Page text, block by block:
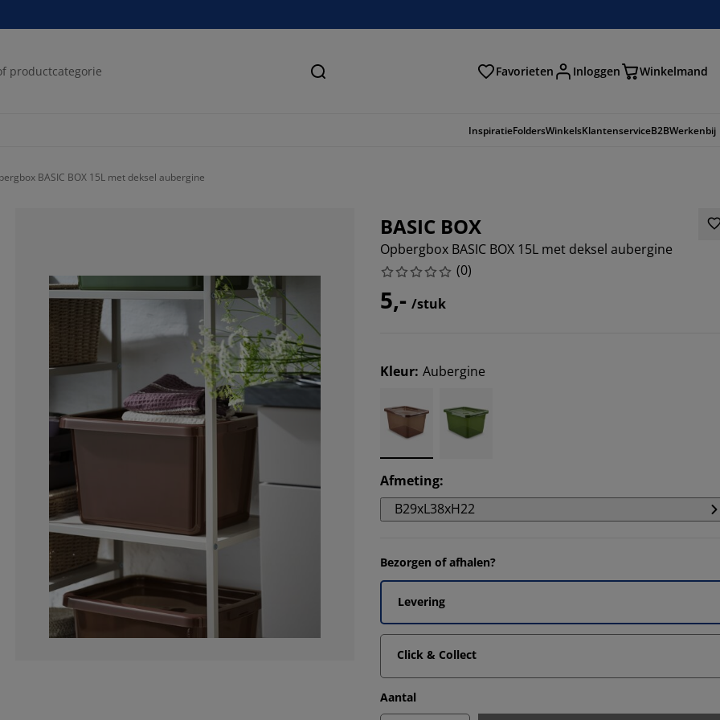
Zoeken Favorieten Inloggen Winkelmand
InspiratieFoldersWinkelsKlantenserviceB2BWerkenbij
BASIC BOX 15L met deksel aubergine
BASIC BOX
Opbergbox BASIC BOX 15L met deksel aubergine
(0)
5,- /stuk
Kleur: Aubergine
Afmeting:
B29xL38xH22
Bezorgen of afhalen?
Levering
Click & Collect
Aantal